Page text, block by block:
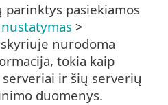
pasiekiamos
>
skyriuje nurodoma
tokia kaip
ir šių serverių
duomenys.